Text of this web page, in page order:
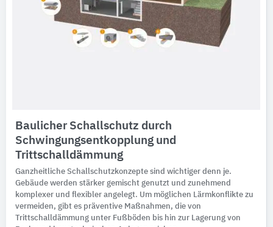
Baulicher Schallschutz durch
Schwingungsentkopplung und
Trittschalldämmung
Ganzheitliche Schallschutzkonzepte sind wichtiger denn je.
Gebäude werden stärker gemischt genutzt und zunehmend
komplexer und flexibler angelegt. Um möglichen Lärmkonflikte zu
vermeiden, gibt es präventive Maßnahmen, die von
Trittschalldämmung unter Fußböden bis hin zur Lagerung von